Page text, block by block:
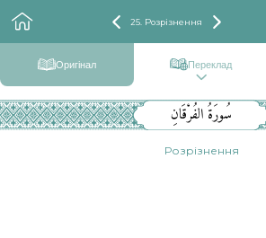
25. Розрізнення
Оригінал Переклад
سُورَةُ الفُرْقَانِ
Розрізнення